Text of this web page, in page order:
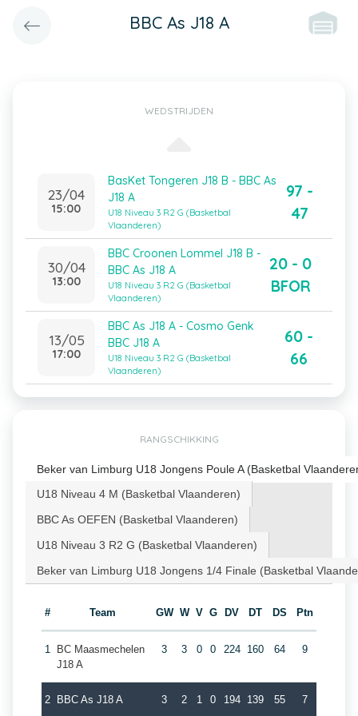
BBC As J18 A
WEDSTRIJDEN
23/04
15:00
BasKet Tongeren J18 B - BBC As
J18 A
U18 Niveau 3 R2 G (Basketbal
Vlaanderen)
97 -
47
30/04
13:00
BBC Croonen Lommel J18 B -
BBC As J18 A
U18 Niveau 3 R2 G (Basketbal
Vlaanderen)
20 - 0
BFOR
13/05
17:00
BBC As J18 A - Cosmo Genk
BBC J18 A
U18 Niveau 3 R2 G (Basketbal
Vlaanderen)
60 -
66
RANGSCHIKKING
Beker van Limburg U18 Jongens Poule A (Basketbal
U18 Niveau 4 M (Basketbal Vlaanderen)
BBC As OEFEN (Basketbal Vlaanderen)
U18 Niveau 3 R2 G (Basketbal Vlaanderen)
Beker van Limburg U18 Jongens 1/4 Finale (Basketbal
# Team GW W V G DV DT DS Ptn
1
BC Maasmechelen
J18 A
3 3 0 0 224 160 64 9
2 BBC As J18 A 3 2 1 0 194 139 55 7